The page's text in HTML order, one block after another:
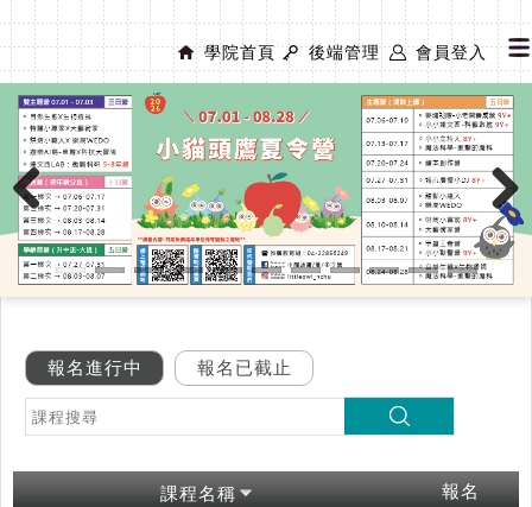
學院首頁 後端管理 會員登入
Previous Next
報名進行中 報名已截止
課程名稱 報名